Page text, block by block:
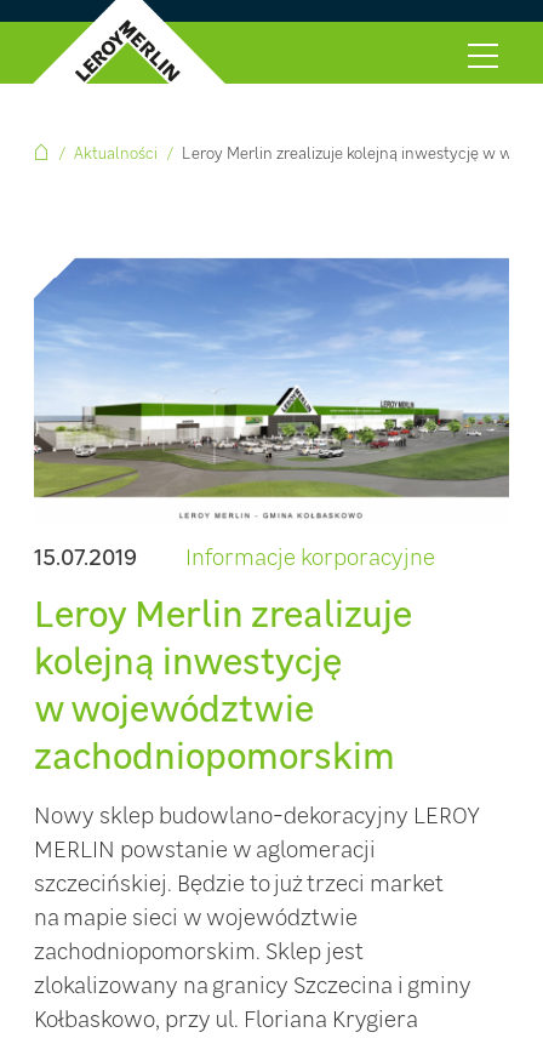
Aktualności Leroy Merlin zrealizuje kolejną inwestycję w
15.07.2019 Informacje korporacyjne
Leroy Merlin zrealizuje
kolejną inwestycję
w województwie
zachodniopomorskim
Nowy sklep budowlano-dekoracyjny LEROY
MERLIN powstanie w aglomeracji
szczecińskiej. Będzie to już trzeci market
na mapie sieci w województwie
zachodniopomorskim. Sklep jest
zlokalizowany na granicy Szczecina i gminy
Kołbaskowo, przy ul. Floriana Krygiera